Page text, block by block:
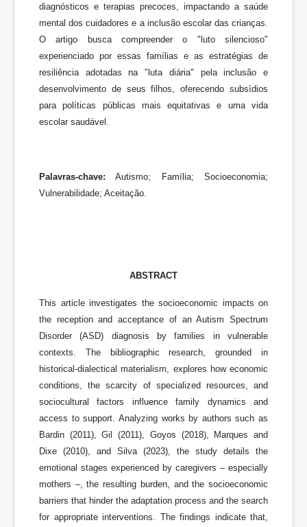
diagnósticos e terapias precoces, impactando a saúde
mental dos cuidadores e a inclusão escolar das crianças.
O artigo busca compreender o "luto silencioso"
experienciado por essas famílias e as estratégias de
resiliência adotadas na "luta diária" pela inclusão e
desenvolvimento de seus filhos, oferecendo subsídios
para políticas públicas mais equitativas e uma vida
escolar saudável.
Palavras-chave: Autismo; Família; Socioeconomia;
Vulnerabilidade; Aceitação.
ABSTRACT
This article investigates the socioeconomic impacts on
the reception and acceptance of an Autism Spectrum
Disorder (ASD) diagnosis by families in vulnerable
contexts. The bibliographic research, grounded in
historical-dialectical materialism, explores how economic
conditions, the scarcity of specialized resources, and
sociocultural factors influence family dynamics and
access to support. Analyzing works by authors such as
Bardin (2011), Gil (2011), Goyos (2018), Marques and
Dixe (2010), and Silva (2023), the study details the
emotional stages experienced by caregivers – especially
mothers –, the resulting burden, and the socioeconomic
barriers that hinder the adaptation process and the search
for appropriate interventions. The findings indicate that,